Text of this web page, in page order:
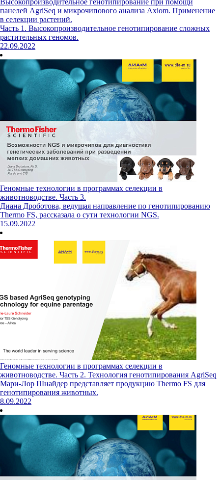
Высокопроизводительное генотипирование при помощи
панелей AgriSeq и микрочипового анализа Axiom. Применение
в селекции растений.
Часть 1. Высокопроизводительное генотипирование сложных
растительных геномов.
22.09.2022
Геномные технологии в программах селекции в
животноводстве. Часть 3.
Диана Дроботова, ведущая направление по генотипированию
Thermo FS, рассказала о сути технологии NGS.
15.09.2022
Геномные технологии в программах селекции в
животноводстве. Часть 2. Технология генотипирования AgriSeq
Мари-Лор Шнайдер представляет продукцию Thermo FS для
генотипирования животных.
8.09.2022